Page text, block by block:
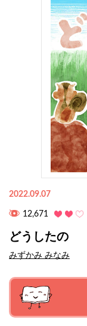
2022.09.07
12,671
どうしたの
みずかみ みなみ